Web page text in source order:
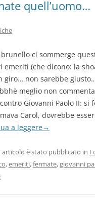
quell’uomo…
ci sommerge
emeriti (che dicono: la
giro… non sarebbe
meglio non
Giovanni Paolo II:
Carol, dovrebbe
a leggere→
articolo è stato pubblicato in I
,emeriti,fermate,giovanni